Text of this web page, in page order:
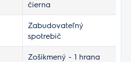
čierna
Zabudovateľný
spotrebič
Zošikmený - 1 hrana